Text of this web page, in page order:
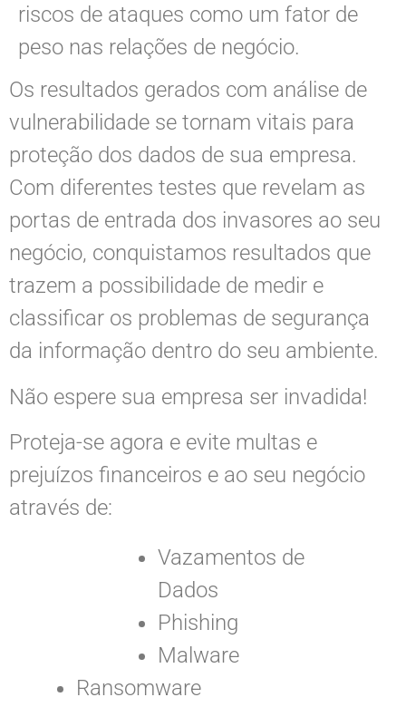
riscos de ataques como um fator de
peso nas relações de negócio.
Os resultados gerados com análise de
vulnerabilidade se tornam vitais para
proteção dos dados de sua empresa.
Com diferentes testes que revelam as
portas de entrada dos invasores ao seu
negócio, conquistamos resultados que
trazem a possibilidade de medir e
classificar os problemas de segurança
da informação dentro do seu ambiente.
Não espere sua empresa ser invadida!
Proteja-se agora e evite multas e
prejuízos financeiros e ao seu negócio
através de:
Vazamentos de
Dados
Phishing
Malware
Ransomware